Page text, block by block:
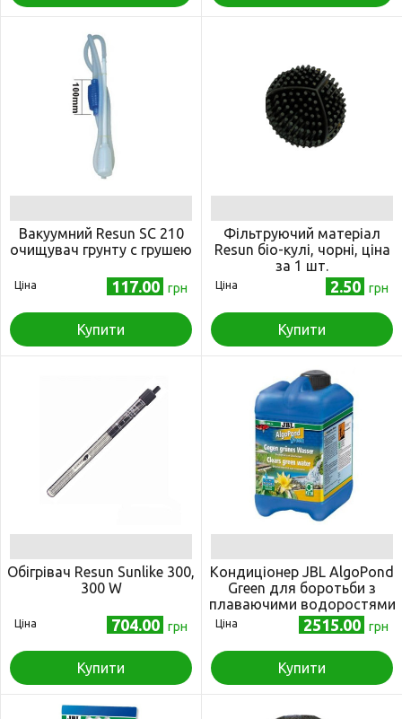
Вакуумний Resun SC 210
очищувач грунту c грушею
Ціна 117.00 грн
Купити
Фільтруючий матеріал
Resun біо-кулі, чорні, ціна
за 1 шт.
Ціна 2.50 грн
Купити
Обігрівач Resun Sunlike 300,
300 W
Ціна 704.00 грн
Купити
Кондиціонер JBL AlgoPond
Green для боротьби з
плаваючими водоростями
в садовому ставку, 2,5 л
Ціна 2515.00 грн
Купити